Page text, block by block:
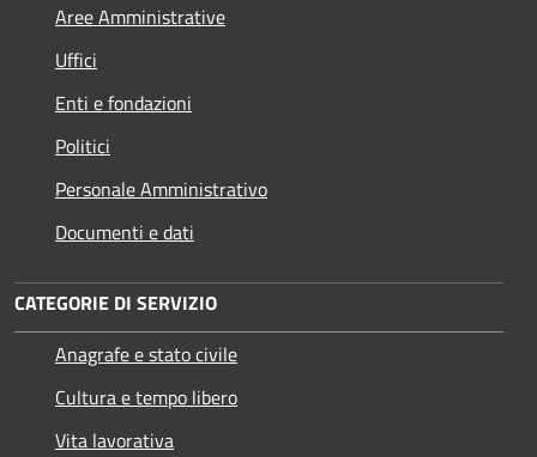
Aree Amministrative
Uffici
Enti e fondazioni
Politici
Personale Amministrativo
Documenti e dati
CATEGORIE DI SERVIZIO
Anagrafe e stato civile
Cultura e tempo libero
Vita lavorativa